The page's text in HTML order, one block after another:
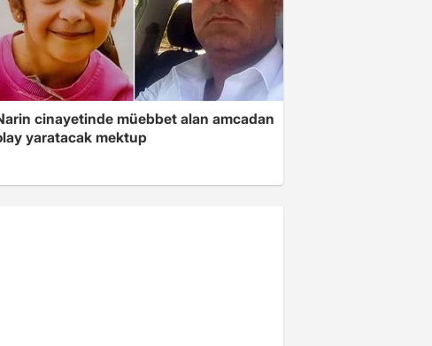
cinayetinde müebbet alan amcadan
yaratacak mektup